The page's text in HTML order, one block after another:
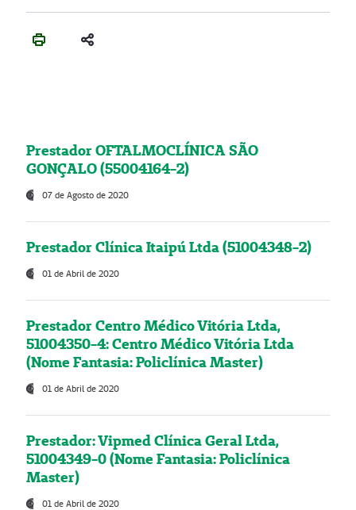
Prestador OFTALMOCLÍNICA SÃO
GONÇALO (55004164-2)
07 de Agosto de 2020
Prestador Clínica Itaipú Ltda (51004348-2)
01 de Abril de 2020
Prestador Centro Médico Vitória Ltda,
51004350-4: Centro Médico Vitória Ltda
(Nome Fantasia: Policlínica Master)
01 de Abril de 2020
Prestador: Vipmed Clínica Geral Ltda,
51004349-0 (Nome Fantasia: Policlínica
Master)
01 de Abril de 2020